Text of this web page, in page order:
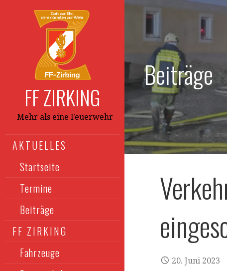
Zum
Inhalt
FF ZIRKING
Mehr als eine Feuerwehr
AKTUELLES
Startseite
Termine
Beiträge
FF ZIRKING
Fahrzeuge
Beiträge
20. Juni 2023